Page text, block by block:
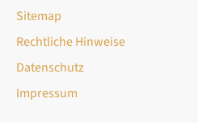
Sitemap
Rechtliche Hinweise
Datenschutz
Impressum